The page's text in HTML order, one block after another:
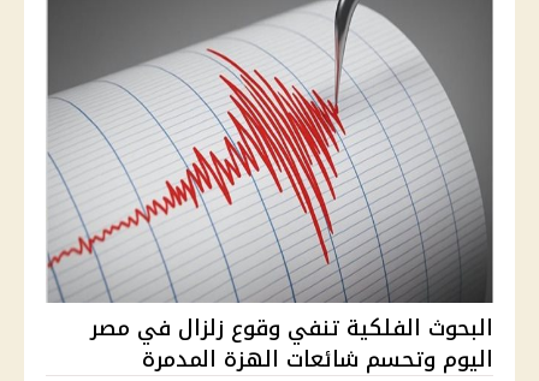
البحوث الفلكية تنفي وقوع زلزال في مصر
اليوم وتحسم شائعات الهزة المدمرة